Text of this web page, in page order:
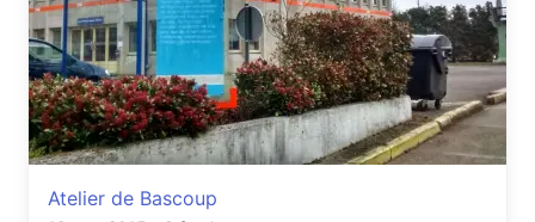
Atelier de Bascoup